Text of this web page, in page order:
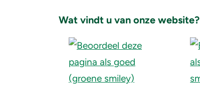
Wat vindt u van onze website?